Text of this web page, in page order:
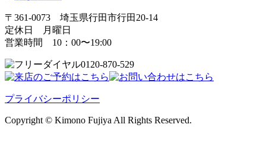
〒361-0073 埼玉県行田市行田20-14
定休日 月曜日
営業時間 10：00〜19:00
0120-870-529
プライバシーポリシー
Copyright © Kimono Fujiya All Rights Reserved.